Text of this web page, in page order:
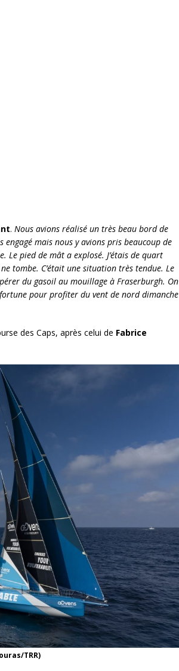
. Nous avions réalisé un très beau bord de
engagé mais nous y avions pris beaucoup de
pied de mât a explosé. J’étais de quart
tombe. C’était une situation très tendue. Le
du gasoil au mouillage à Fraserburgh. On
pour profiter du vent de nord dimanche
des Caps, après celui de Fabrice
TRR)